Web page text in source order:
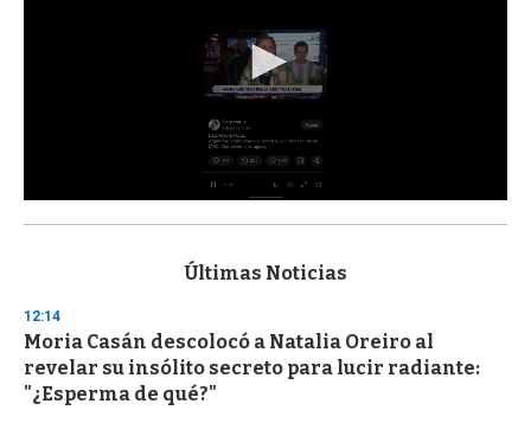
s
d
s
o
f
Últimas Noticias
12:14
Moria Casán descolocó a Natalia Oreiro al
revelar su insólito secreto para lucir radiante:
"¿Esperma de qué?"